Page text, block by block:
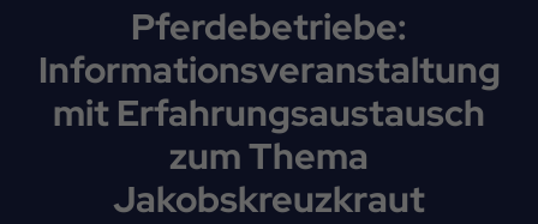
Pferdebetriebe:
Informationsveranstaltung
mit Erfahrungsaustausch
zum Thema
Jakobskreuzkraut